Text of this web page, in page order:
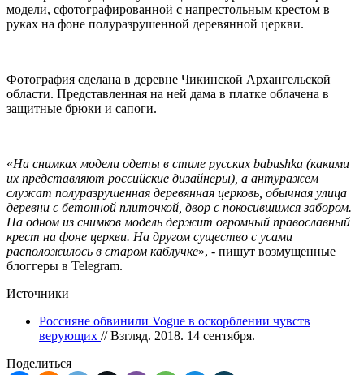
модели, сфотографированной с напрестольным крестом в
руках на фоне полуразрушенной деревянной церкви.
Фотография сделана в деревне Чикинской Архангельской
области. Представленная на ней дама в платке облачена в
защитные брюки и сапоги.
«На снимках модели одеты в стиле русских babushka (какими
их представляют российские дизайнеры), а антуражем
служат полуразрушенная деревянная церковь, обычная улица
деревни с бетонной плиточкой, двор с покосившимся забором.
На одном из снимков модель держит огромный православный
крест на фоне церкви. На другом существо с усами
расположилось в старом каблучке», - пишут возмущенные
блоггеры в Telegram.
Источники
Россияне обвинили Vogue в оскорблении чувств
верующих // Взгляд. 2018. 14 сентября.
Поделиться